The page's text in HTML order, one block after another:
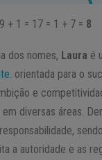
+ 1 = 17 = 1 + 7 = 8
dos nomes, Laura é
orientada para o
e
diversas áreas.
a autoridade e as